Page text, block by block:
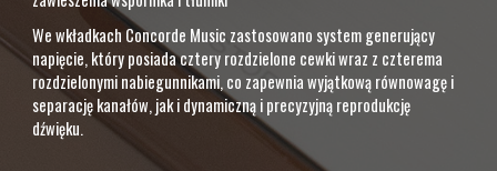
We wkładkach Concorde Music zastosowano system generujący
napięcie, który posiada cztery rozdzielone cewki wraz z czterema
rozdzielonymi nabiegunnikami, co zapewnia wyjątkową równowagę i
separację kanałów, jak i dynamiczną i precyzyjną reprodukcję
dźwięku.